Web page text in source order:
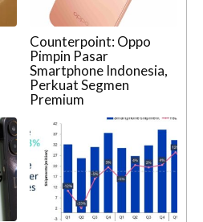
Counterpoint: Oppo
Pimpin Pasar
Smartphone Indonesia,
Perkuat Segmen
Premium